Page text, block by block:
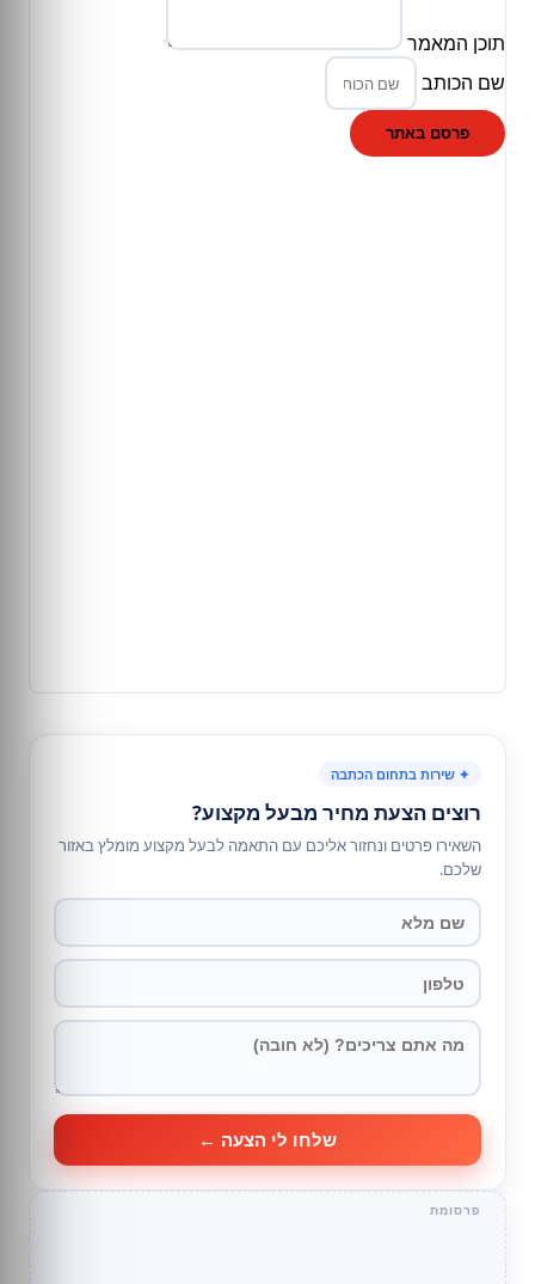
תוכן המאמר
שם הכותב
פרסם באתר
✦ שירות בתחום הכתבה
רוצים הצעת מחיר מבעל מקצוע?
השאירו פרטים ונחזור אליכם עם התאמה לבעל מקצוע מומלץ באזור
שלכם.
שלחו לי הצעה ←